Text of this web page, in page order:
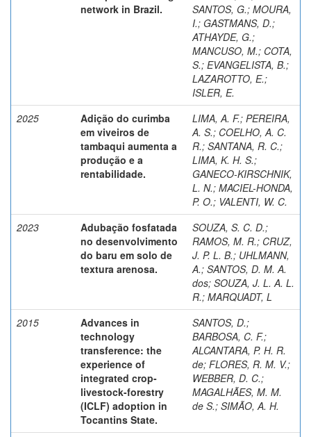
network in Brazil.
SANTOS, G.; MOURA,
I.; GASTMANS, D.;
ATHAYDE, G.;
MANCUSO, M.; COTA,
S.; EVANGELISTA, B.;
LAZAROTTO, E.;
ISLER, E.
2025
Adição do curimba
em viveiros de
tambaqui aumenta a
produção e a
rentabilidade.
LIMA, A. F.; PEREIRA,
A. S.; COELHO, A. C.
R.; SANTANA, R. C.;
LIMA, K. H. S.;
GANECO-KIRSCHNIK,
L. N.; MACIEL-HONDA,
P. O.; VALENTI, W. C.
2023
Adubação fosfatada
no desenvolvimento
do baru em solo de
textura arenosa.
SOUZA, S. C. D.;
RAMOS, M. R.; CRUZ,
J. P. L. B.; UHLMANN,
A.; SANTOS, D. M. A.
dos; SOUZA, J. L. A. L.
R.; MARQUADT, L
2015
Advances in
technology
transference: the
experience of
integrated crop-
livestock-forestry
(ICLF) adoption in
Tocantins State.
SANTOS, D.;
BARBOSA, C. F.;
ALCANTARA, P. H. R.
de; FLORES, R. M. V.;
WEBBER, D. C.;
MAGALHÃES, M. M.
de S.; SIMÃO, A. H.